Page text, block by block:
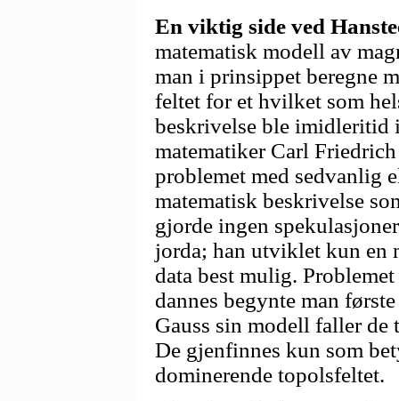
En viktig side ved
matematisk modell av
man i prinsippet beregne
feltet for et hvilket som
beskrivelse ble imidleritid
matematiker Carl
problemet med sedvanlig
matematisk beskrivelse
gjorde ingen
jorda; han utviklet kun en
data best mulig.
dannes begynte man
Gauss sin modell faller de
De gjenfinnes kun som
dominerende topolsfeltet.